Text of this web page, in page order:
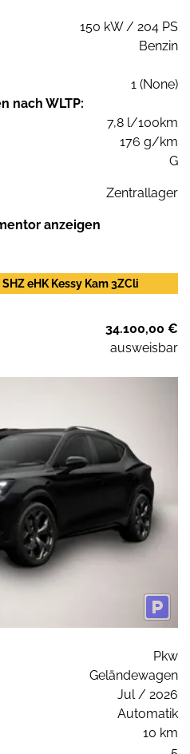
150 kW / 204 PS
Benzin
1 (None)
nach WLTP:
7,8 l/100km
176 g/km
G
Zentrallager
anzeigen
eHK Kessy Kam 3ZCli
34.100,00 €
ausweisbar
Pkw
Geländewagen
Jul / 2026
Automatik
10 km